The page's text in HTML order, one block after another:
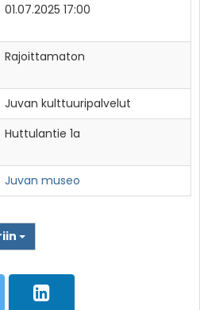
01.07.2025 17:00
Rajoittamaton
Juvan kulttuuripalvelut
Huttulantie 1a
Juvan museo